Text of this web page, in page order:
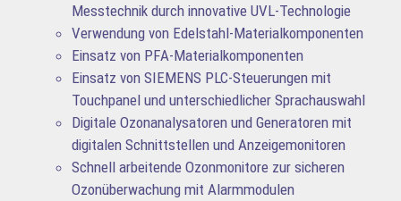
Messtechnik durch innovative UVL-Technologie
Verwendung von Edelstahl-Materialkomponenten
Einsatz von PFA-Materialkomponenten
Einsatz von SIEMENS PLC-Steuerungen mit
Touchpanel und unterschiedlicher Sprachauswahl
Digitale Ozonanalysatoren und Generatoren mit
digitalen Schnittstellen und Anzeigemonitoren
Schnell arbeitende Ozonmonitore zur sicheren
Ozonüberwachung mit Alarmmodulen